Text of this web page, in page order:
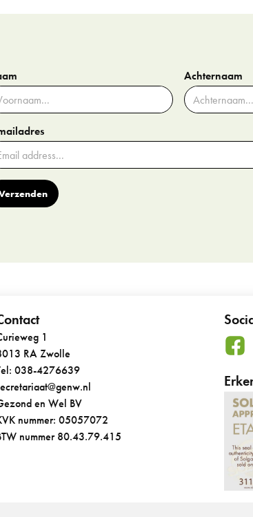
Achternaam
1
RA Zwolle
038-4276639
en Wel BV
nummer: 05057072
nummer 80.43.79.415